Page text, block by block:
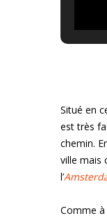
Situé en
est très
chemin.
ville mais
l’
Comme à